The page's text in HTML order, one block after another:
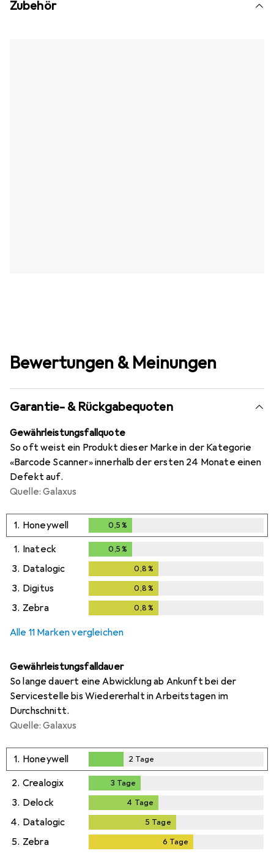
Zubehör
Bewertungen & Meinungen
Garantie- & Rückgabequoten
Gewährleistungsfallquote
So oft weist ein Produkt dieser Marke in der Kategorie
«Barcode Scanner» innerhalb der ersten 24 Monate einen
Defekt auf.
Quelle: Galaxus
1. Honeywell 0,5 %
1. Inateck 0,5 %
3. Datalogic 0,8 %
3. Digitus 0,8 %
3. Zebra 0,8 %
Alle 11 Marken vergleichen
Gewährleistungsfalldauer
So lange dauert eine Abwicklung ab Ankunft bei der
Servicestelle bis Wiedererhalt in Arbeitstagen im
Durchschnitt.
Quelle: Galaxus
1. Honeywell
2Tage
2 Tage
2. Crealogix 3 Tage
3. Delock 4 Tage
4. Datalogic 5 Tage
5. Zebra 6 Tage